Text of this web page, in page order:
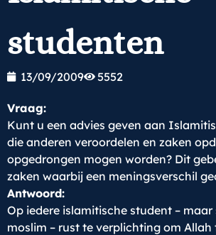
studenten
13/09/2009 5552
Vraag:
Kunt u een advies geven aan
die anderen veroordelen en zaken
opgedrongen mogen worden? Dit
zaken waarbij een meningsverschil
Antwoord:
Op iedere islamitische student – maar
moslim – rust te verplichting om Allah